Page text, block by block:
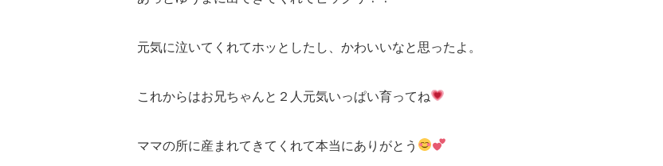
元気に泣いてくれてホッとしたし、かわいいなと思ったよ。
これからはお兄ちゃんと２人元気いっぱい育ってね
ママの所に産まれてきてくれて本当にありがとう